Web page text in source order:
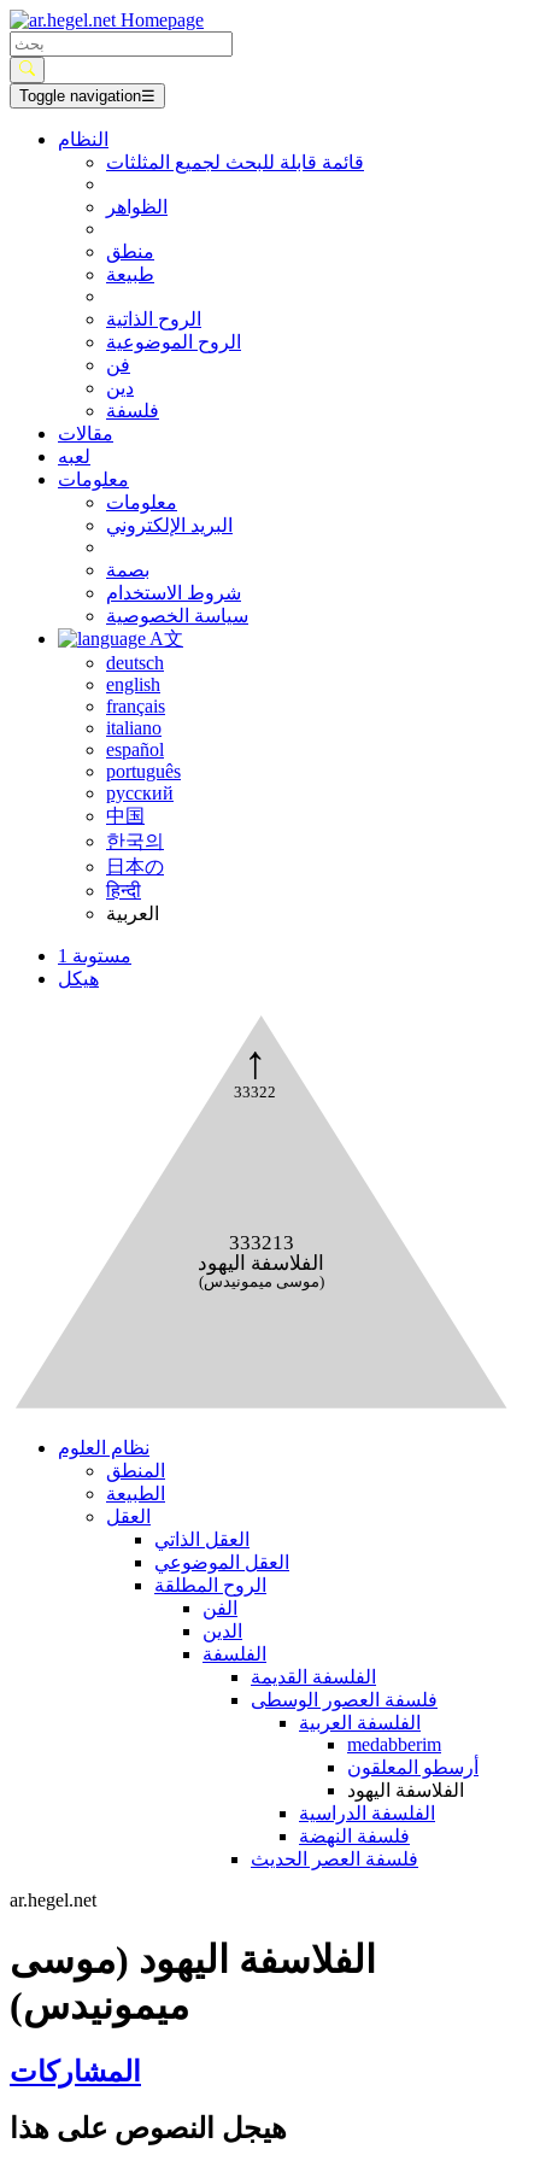
Toggle navigation☰
النظام
قائمة قابلة للبحث لجميع المثلثات
الظواهر
منطق
طبيعة
الروح الذاتية
الروح الموضوعية
فن
دين
فلسفة
مقالات
لعبه
معلومات
معلومات
البريد الإلكتروني
بصمة
شروط الاستخدام
سياسة الخصوصية
A文
deutsch
english
français
italiano
español
português
русский
中国
한국의
日本の
हिन्दी
العربية
مستوىة 1
هيكل
333213
الفلاسفة اليهود
(موسى ميمونيدس)
↑
33322
نظام العلوم
المنطق
الطبيعة
العقل
العقل الذاتي
العقل الموضوعي
الروح المطلقة
الفن
الدين
الفلسفة
الفلسفة القديمة
فلسفة العصور الوسطى
الفلسفة العربية
medabberim
أرسطو المعلقون
الفلاسفة اليهود
الفلسفة الدراسية
فلسفة النهضة
فلسفة العصر الحديث
ar.hegel.net
الفلاسفة اليهود (موسى
ميمونيدس)
المشاركات
هيجل النصوص على هذا